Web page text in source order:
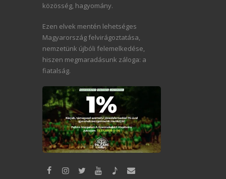
közösség, hagyomány.
Ezen elvek mentén lehetséges
Magyarország felvirágoztatása,
nemzetünk újbóli felemelkedése,
hiszen megmaradásunk záloga: a
fiatalság.